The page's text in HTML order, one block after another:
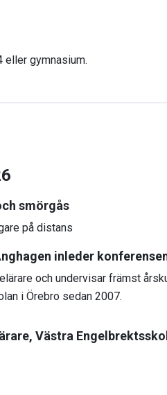
eller gymnasium.
smörgås
på distans
inleder
och undervisar främst
i Örebro sedan 2007.
Västra